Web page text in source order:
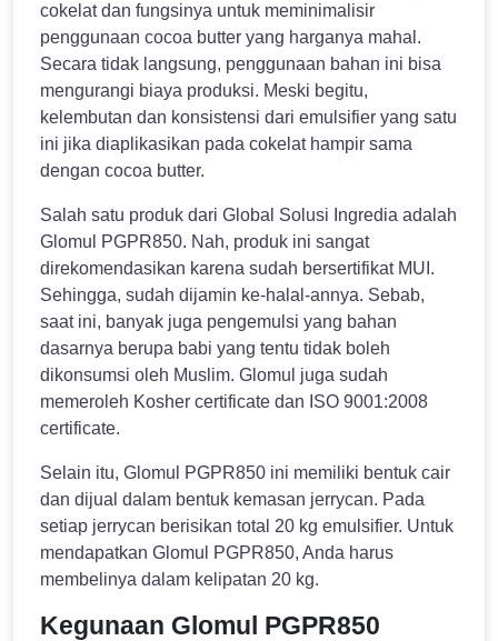
cokelat dan fungsinya untuk meminimalisir
penggunaan cocoa butter yang harganya mahal.
Secara tidak langsung, penggunaan bahan ini bisa
mengurangi biaya produksi. Meski begitu,
kelembutan dan konsistensi dari emulsifier yang satu
ini jika diaplikasikan pada cokelat hampir sama
dengan cocoa butter.
Salah satu produk dari Global Solusi Ingredia adalah
Glomul PGPR850. Nah, produk ini sangat
direkomendasikan karena sudah bersertifikat MUI.
Sehingga, sudah dijamin ke-halal-annya. Sebab,
saat ini, banyak juga pengemulsi yang bahan
dasarnya berupa babi yang tentu tidak boleh
dikonsumsi oleh Muslim. Glomul juga sudah
memeroleh Kosher certificate dan ISO 9001:2008
certificate.
Selain itu, Glomul PGPR850 ini memiliki bentuk cair
dan dijual dalam bentuk kemasan jerrycan. Pada
setiap jerrycan berisikan total 20 kg emulsifier. Untuk
mendapatkan Glomul PGPR850, Anda harus
membelinya dalam kelipatan 20 kg.
Kegunaan Glomul PGPR850